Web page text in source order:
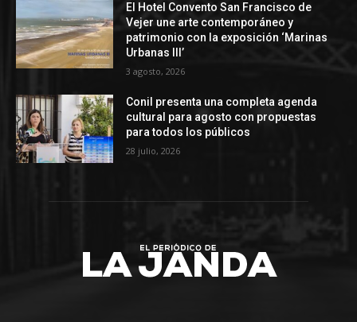
El Hotel Convento San Francisco de
Vejer une arte contemporáneo y
patrimonio con la exposición ‘Marinas
Urbanas III’
3 agosto, 2026
Conil presenta una completa agenda
cultural para agosto con propuestas
para todos los públicos
28 julio, 2026